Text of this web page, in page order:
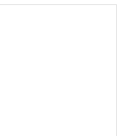
heyecanlı ve...